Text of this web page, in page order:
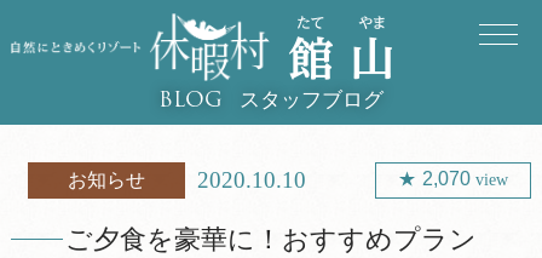
BLOG スタッフブログ
お知らせ 2020.10.10 2,070view
ご夕食を豪華に！おすすめプラン